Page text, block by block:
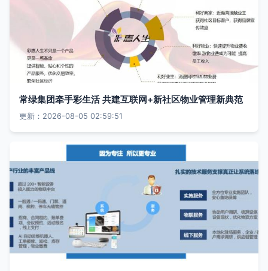
常绿集团牵手彩生活 共建互联网+新社区物业管理新典范
更新：2026-08-05 02:59:51